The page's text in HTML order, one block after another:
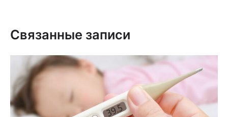
Связанные записи